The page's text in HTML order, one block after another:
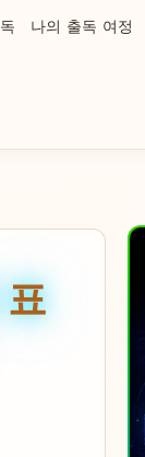
나의 출독 여정